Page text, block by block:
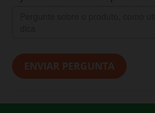
ENVIAR PERGUNTA